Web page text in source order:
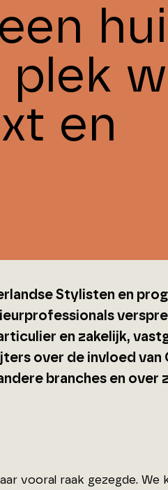
plek
en
Stylisten en
en zakelijk,
over de invloed van
branches en over
vooral raak gezegde. We